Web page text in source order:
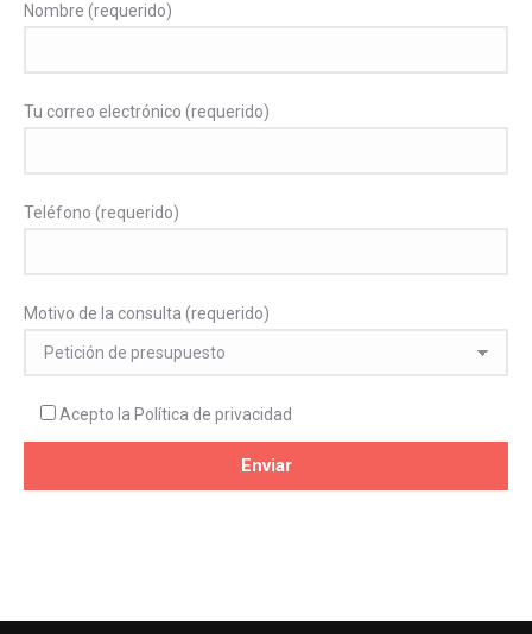
Nombre (requerido)
Tu correo electrónico (requerido)
Teléfono (requerido)
Motivo de la consulta (requerido)
Acepto la Política de privacidad